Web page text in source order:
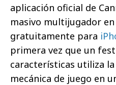
aplicación oficial de
masivo multijugador
gratuitamente para
primera vez que un
características utiliza la
mecánica de juego en